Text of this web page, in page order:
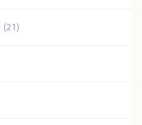
(21)